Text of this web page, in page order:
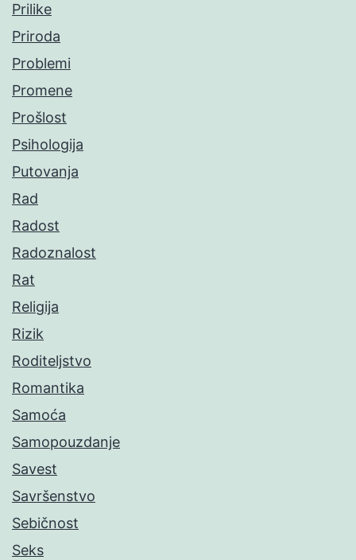
Prilike
Priroda
Problemi
Promene
Prošlost
Psihologija
Putovanja
Rad
Radost
Radoznalost
Rat
Religija
Rizik
Roditeljstvo
Romantika
Samoća
Samopouzdanje
Savest
Savršenstvo
Sebičnost
Seks